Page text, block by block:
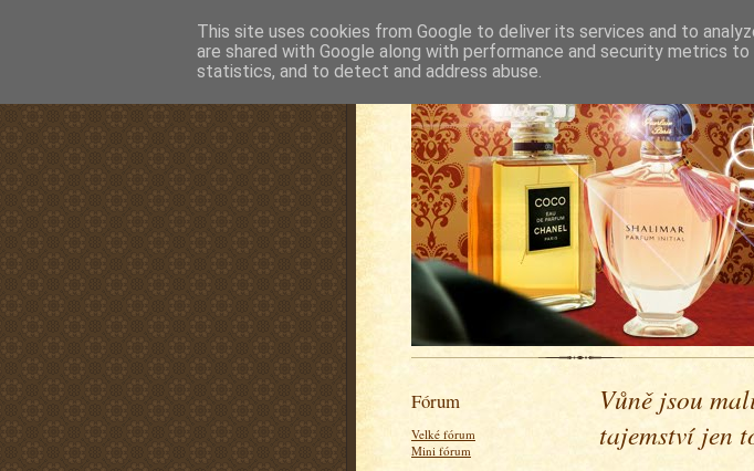
Fórum
Velké fórum
Mini fórum
Vůně jsou
tajemství jen
This site uses cookies from Google to deliver its services and to
are shared with Google along with performance and security metrics
statistics, and to detect and address abuse.